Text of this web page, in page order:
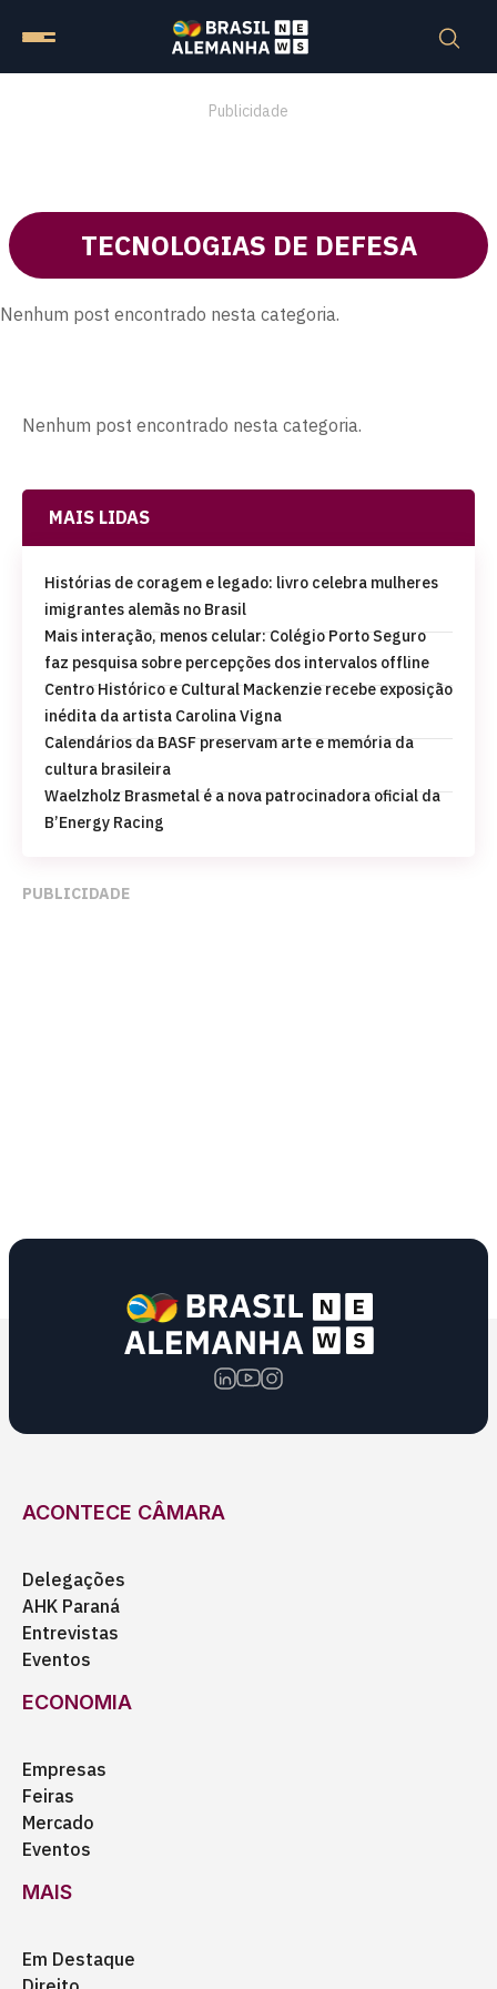
Publicidade
TECNOLOGIAS DE DEFESA
Nenhum post encontrado nesta categoria.
Nenhum post encontrado nesta categoria.
MAIS LIDAS
Histórias de coragem e legado: livro celebra mulheres
imigrantes alemãs no Brasil
Mais interação, menos celular: Colégio Porto Seguro
faz pesquisa sobre percepções dos intervalos offline
Centro Histórico e Cultural Mackenzie recebe exposição
inédita da artista Carolina Vigna
Calendários da BASF preservam arte e memória da
cultura brasileira
Waelzholz Brasmetal é a nova patrocinadora oficial da
B’Energy Racing
PUBLICIDADE
ACONTECE CÂMARA
Delegações
AHK Paraná
Entrevistas
Eventos
ECONOMIA
Empresas
Feiras
Mercado
Eventos
MAIS
Em Destaque